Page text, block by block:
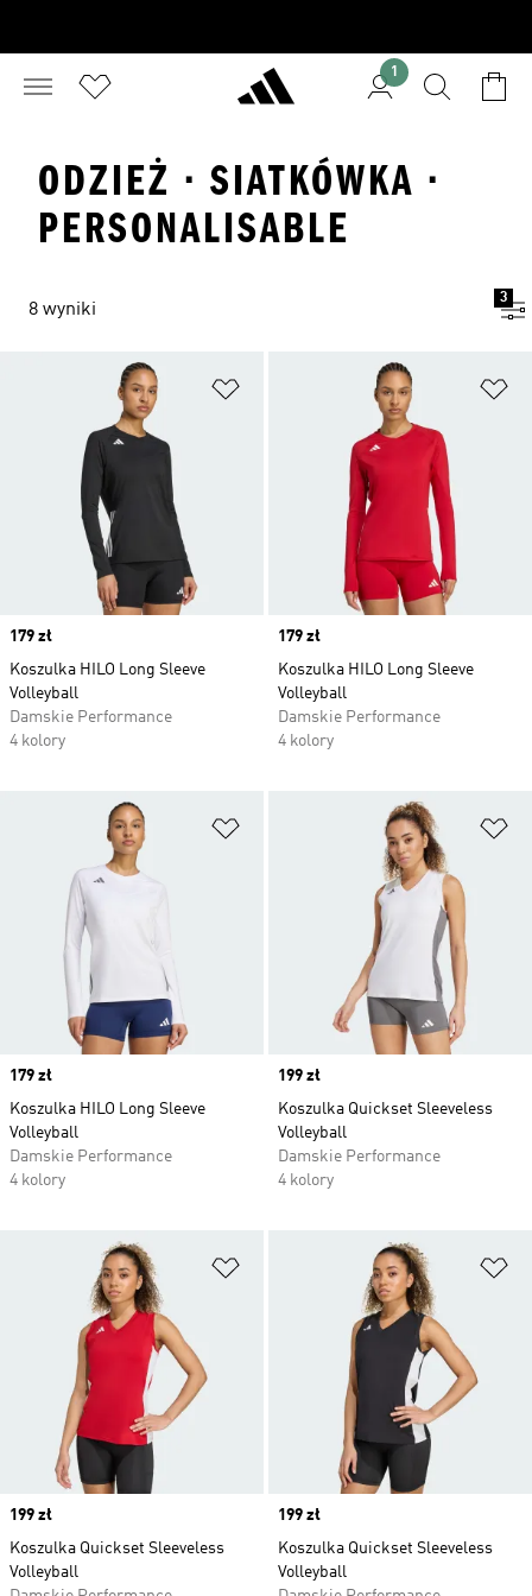
1
ODZIEŻ · SIATKÓWKA ·
PERSONALISABLE
8 wyniki
3
Dodaj do listy życzeń
Price
179 zł
Koszulka HILO Long Sleeve
Volleyball
Damskie Performance
4 kolory
Price
179 zł
Koszulka HILO Long Sleeve
Volleyball
Damskie Performance
4 kolory
Dodaj do listy życzeń
Price
179 zł
Koszulka HILO Long Sleeve
Volleyball
Damskie Performance
4 kolory
Price
199 zł
Koszulka Quickset Sleeveless
Volleyball
Damskie Performance
4 kolory
Dodaj do listy życzeń
Price
199 zł
Koszulka Quickset Sleeveless
Volleyball
Price
199 zł
Koszulka Quickset Sleeveless
Volleyball